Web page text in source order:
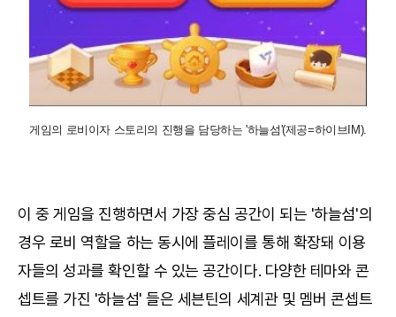
게임의 로비이자 스토리의 진행을 담당하는 '하늘섬'(제공=하이브IM).
이 중 게임을 진행하면서 가장 중심 공간이 되는 '하늘섬'의
경우 로비 역할을 하는 동시에 플레이를 통해 확장돼 이용
자들의 성과를 확인할 수 있는 공간이다. 다양한 테마와 콘
셉트를 가진 '하늘섬' 들은 세븐틴의 세계관 및 멤버 콘셉트